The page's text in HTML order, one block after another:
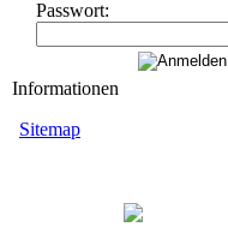
Passwort:
Informationen
Sitemap